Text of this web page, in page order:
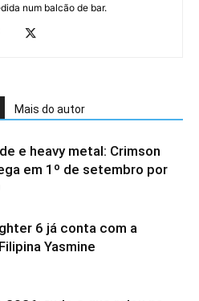
num balcão de bar.
Mais do autor
e heavy metal: Crimson
em 1º de setembro por
6 já conta com a
Yasmine